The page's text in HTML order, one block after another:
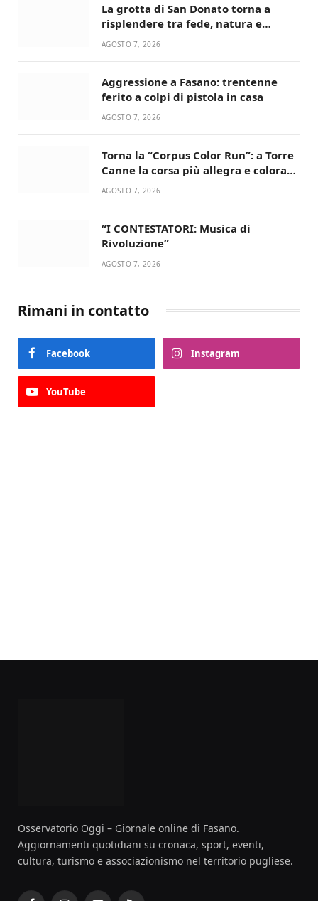
La grotta di San Donato torna a
risplendere tra fede, natura e
devozione
AGOSTO 7, 2026
Aggressione a Fasano: trentenne
ferito a colpi di pistola in casa
AGOSTO 7, 2026
Torna la “Corpus Color Run”: a Torre
Canne la corsa più allegra e colorata
dell’estate!
AGOSTO 7, 2026
“I CONTESTATORI: Musica di
Rivoluzione”
AGOSTO 7, 2026
Rimani in contatto
Facebook Instagram
YouTube
Osservatorio Oggi – Giornale online di Fasano.
Aggiornamenti quotidiani su cronaca, sport, eventi,
cultura, turismo e associazionismo nel territorio pugliese.